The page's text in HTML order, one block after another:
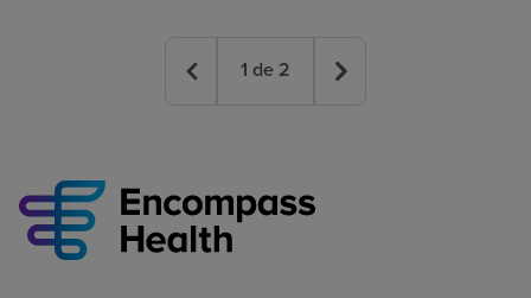
1 de 2